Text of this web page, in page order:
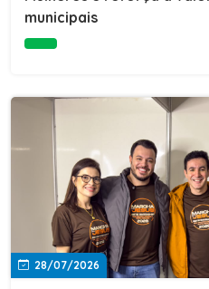
Cultura, Esporte e Lazer,
compromisso da nossa
oferecendo a jovens e
concluir seus estudos e
Cada certificado entregue
determinação e a certeza
é investir no
Prefeitura de Sete Barras
parceiro fundamental na
Educação de Jovens e
equipe da Secretaria
os profissionais que
importante projeto voltasse
municipais
28/07/2026